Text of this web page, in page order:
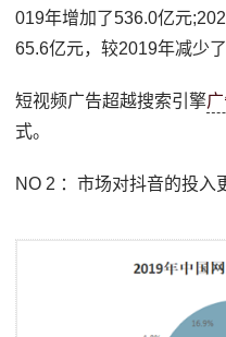
019年增加了536.0亿元
65.6亿元，较2019年减少了
短视频广告超越搜索引擎
式。
NO 2 ：市场对抖音的投入